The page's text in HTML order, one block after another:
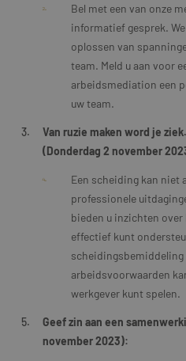
Bel met een van onze
informatief gesprek.
oplossen van
team. Meld u aan voor
arbeidsmediation een
uw team.
Van ruzie maken word je
(Donderdag 2 november
Een scheiding kan niet
professionele
bieden u inzichten
effectief kunt
arbeidsvoorwaarden
werkgever kunt spelen.
Geef zin aan een
november 2023):